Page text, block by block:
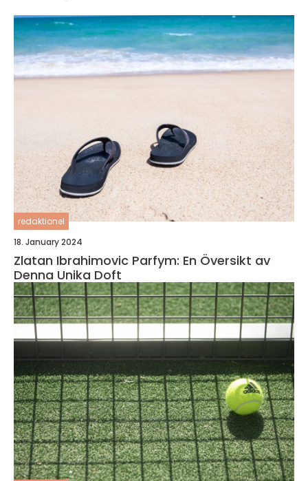
redaktionel
18. January 2024
Zlatan Ibrahimovic Parfym: En Översikt av
Denna Unika Doft